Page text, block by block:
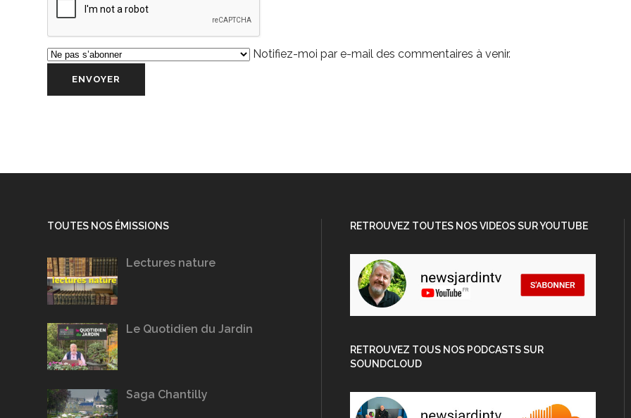
Notifiez-moi par e-mail des commentaires à venir.
TOUTES NOS ÉMISSIONS
Lectures nature
Le Quotidien du Jardin
Saga Chantilly
RETROUVEZ TOUTES NOS VIDEOS SUR YOUTUBE
RETROUVEZ TOUS NOS PODCASTS SUR
SOUNDCLOUD